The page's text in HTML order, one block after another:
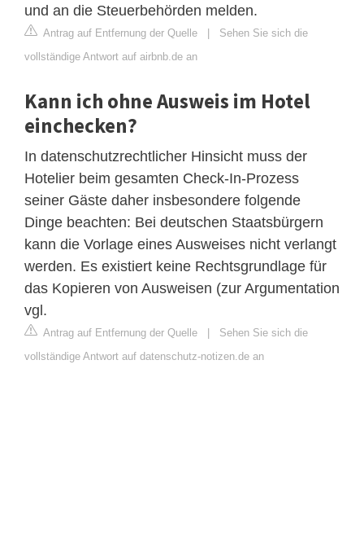
und an die Steuerbehörden melden.
Antrag auf Entfernung der Quelle | Sehen Sie sich die
vollständige Antwort auf airbnb.de an
Kann ich ohne Ausweis im Hotel
einchecken?
In datenschutzrechtlicher Hinsicht muss der
Hotelier beim gesamten Check-In-Prozess
seiner Gäste daher insbesondere folgende
Dinge beachten: Bei deutschen Staatsbürgern
kann die Vorlage eines Ausweises nicht verlangt
werden. Es existiert keine Rechtsgrundlage für
das Kopieren von Ausweisen (zur Argumentation
vgl.
Antrag auf Entfernung der Quelle | Sehen Sie sich die
vollständige Antwort auf datenschutz-notizen.de an